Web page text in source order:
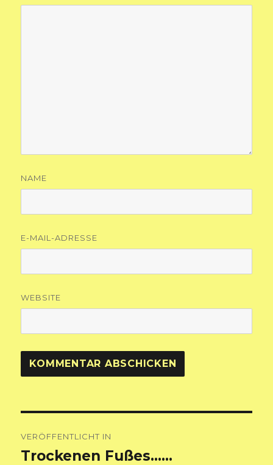
NAME
E-MAIL-ADRESSE
WEBSITE
VERÖFFENTLICHT IN
Trockenen Fußes……